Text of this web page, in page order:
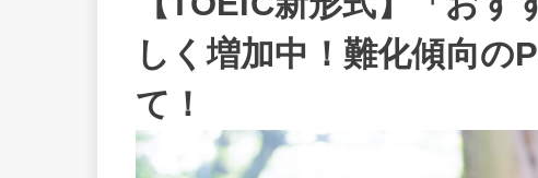
しく増加中！難化傾向の
て！